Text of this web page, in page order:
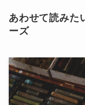
あわせて読みた
ーズ